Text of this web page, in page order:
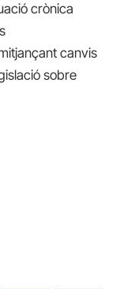
crònica
canvis
sobre